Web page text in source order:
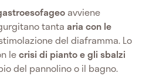
avviene
tanta aria con le
del diaframma. Lo
lecrisi di pianto e gli sbalzi
del pannolino o il bagno.